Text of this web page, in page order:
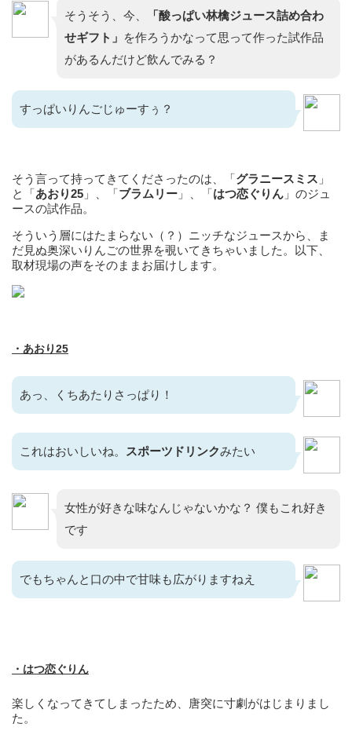
そうそう、今、
「酸っぱい林檎ジュース詰め合わ
せギフト」 を作ろうかなって思って作った試作品
があるんだけど飲んでみる？
すっぱいりんごじゅーすぅ？
そう言って持ってきてくださったのは、「グラニースミス 」
と「あおり25 」、「ブラムリー 」、「はつ恋ぐりん 」のジュ
ースの試作品。
そういう層にはたまらない（？）ニッチなジュースから、ま
だ見ぬ奥深いりんごの世界を覗いてきちゃいました。以下、
取材現場の声をそのままお届けします。
・あおり25
あっ、くちあたりさっぱり！
これはおいしいね。 スポーツドリンクみたい
女性が好きな味なんじゃないかな？ 僕もこれ好き
です
でもちゃんと口の中で甘味も広がりますねえ
・はつ恋ぐりん
楽しくなってきてしまったため、唐突に寸劇がはじまりまし
た。